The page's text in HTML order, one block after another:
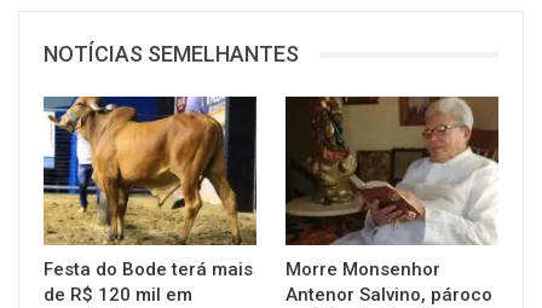
NOTÍCIAS SEMELHANTES
Festa do Bode terá mais
de R$ 120 mil em
Morre Monsenhor
Antenor Salvino, pároco